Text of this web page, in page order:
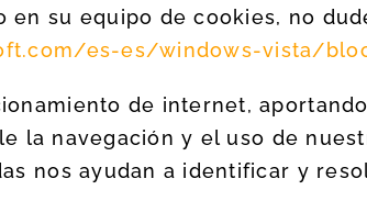
su equipo de cookies, no
es-es/windows-vista/
de internet,
la navegación y el uso de
nos ayudan a identificar y